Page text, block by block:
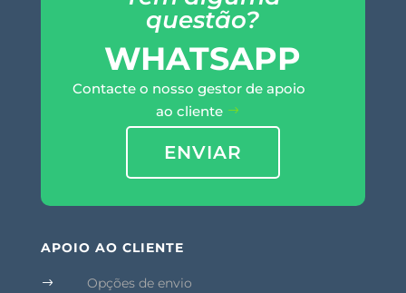
questão?
WHATSAPP
Contacte o nosso gestor de apoio
ao cliente
ENVIAR
APOIO AO CLIENTE
$ Opções de envio